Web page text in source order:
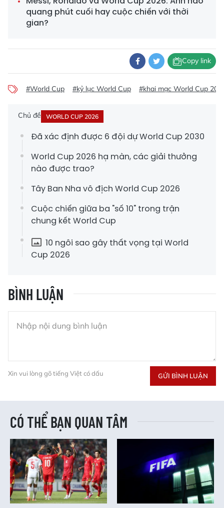
quang phút cuối hay cuộc chiến với thời
gian?
Copy link
#World Cup #kỷ lục World Cup #khai mạc World Cup
Chủ đề WORLD CUP 2026
Đã xác định được 6 đội dự World Cup 2030
World Cup 2026 hạ màn, các giải thưởng
nào được trao?
Tây Ban Nha vô địch World Cup 2026
Cuộc chiến giữa ba "số 10" trong trận
chung kết World Cup
10 ngôi sao gây thất vọng tại World
Cup 2026
BÌNH LUẬN
Xin vui lòng gõ tiếng Việt có dấu GỬI BÌNH LUẬN
CÓ THỂ BẠN QUAN TÂM